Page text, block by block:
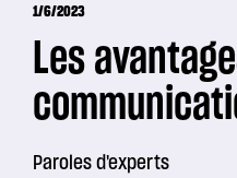
1/6/2023
Les
Paroles d'experts